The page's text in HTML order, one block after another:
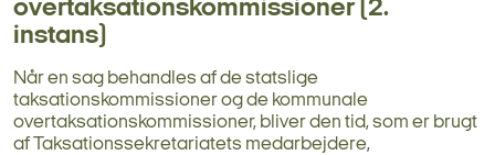
overtaksationskommissioner (2.
instans)
Når en sag behandles af de statslige
taksationskommissioner og de kommunale
overtaksationskommissioner, bliver den tid, som er brugt
af Taksationssekretariatets medarbejdere,